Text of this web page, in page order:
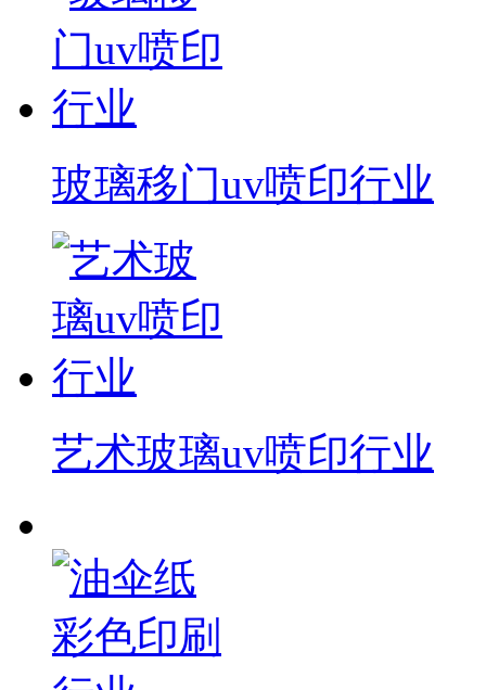
玻璃移门uv喷印行业
艺术玻璃uv喷印行业